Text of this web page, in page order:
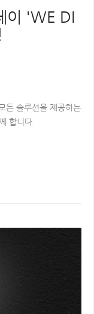
이 'WE DI
든 솔루션을 제공하는
합니다.